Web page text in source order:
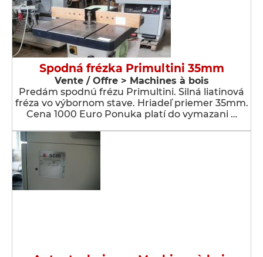
Spodná frézka Primultini 35mm
Vente / Offre > Machines à bois
Predám spodnú frézu Primultini. Silná liatinová
fréza vo výbornom stave. Hriadeľ priemer 35mm.
Cena 1000 Euro Ponuka platí do vymazani …